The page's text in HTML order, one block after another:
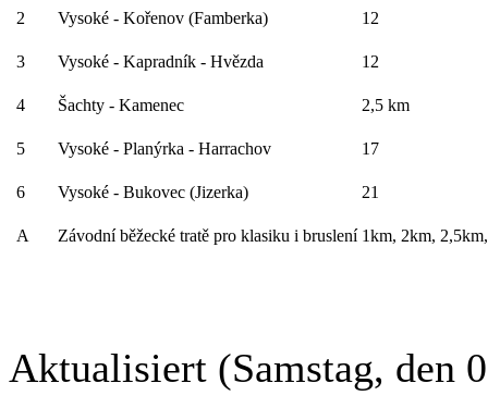
2
Vysoké - Kořenov (Famberka) 12
3 Vysoké - Kapradník - Hvězda 12
4 Šachty - Kamenec 2,5 km
5 Vysoké - Planýrka - Harrachov 17
6 Vysoké - Bukovec (Jizerka) 21
A Závodní běžecké tratě pro klasiku i bruslení 1km, 2km, 2,5km,
Aktualisiert (Samstag, den